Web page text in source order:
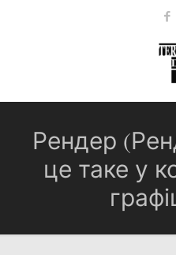
Рендер
це таке у